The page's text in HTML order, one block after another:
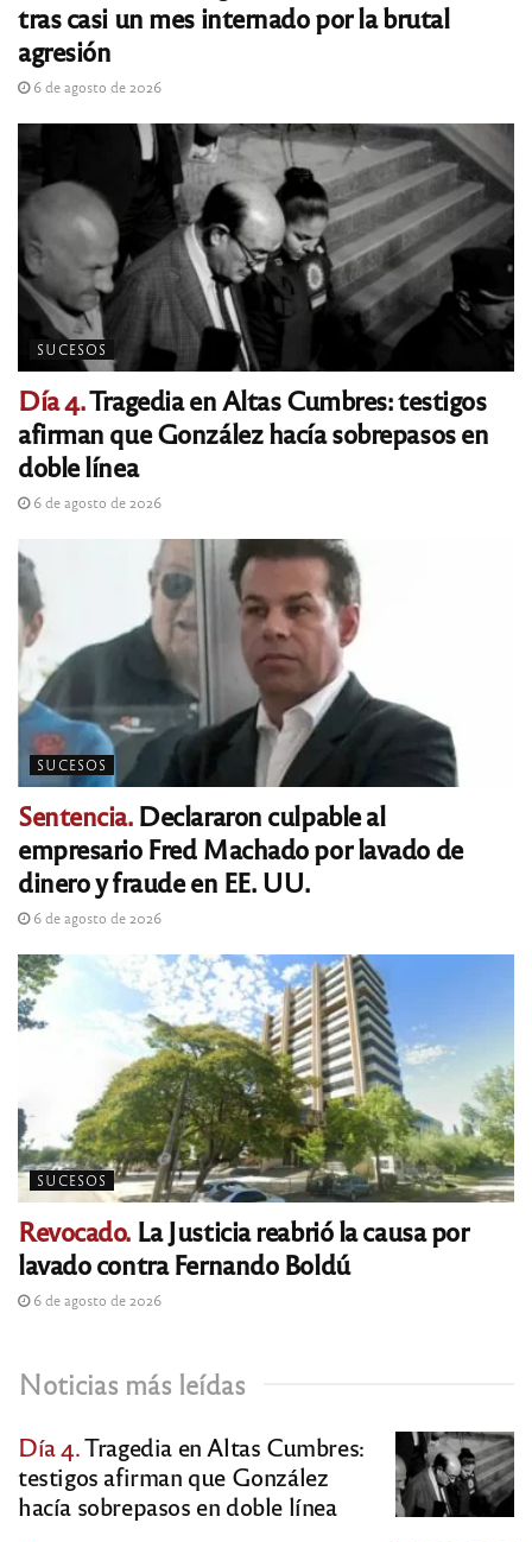
tras casi un mes internado por la brutal
agresión
6 de agosto de 2026
SUCESOS
Día 4.Tragedia en Altas Cumbres: testigos
afirman que González hacía sobrepasos en
doble línea
6 de agosto de 2026
SUCESOS
Sentencia.Declararon culpable al
empresario Fred Machado por lavado de
dinero y fraude en EE. UU.
6 de agosto de 2026
SUCESOS
Revocado. La Justicia reabrió la causa por
lavado contra Fernando Boldú
6 de agosto de 2026
Noticias más leídas
Día 4.Tragedia en Altas Cumbres:
testigos afirman que González
hacía sobrepasos en doble línea